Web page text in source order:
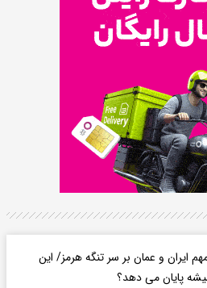
ایران و عمان بر سر تنگه هرمز/ این
پایان می دهد؟